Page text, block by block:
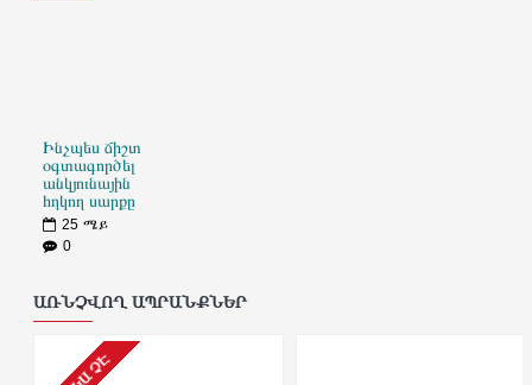
Ինչպես ճիշտ
օգտագործել
անկյունային
հղկող սարքը
25 ሜይ
0
ԱՌՆՉՎՈՂ ԱՊՐԱՆՔՆԵՐ